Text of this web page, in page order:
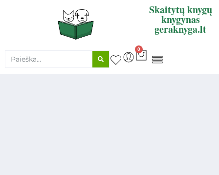
Skaitytų knygų
knygynas
geraknyga.lt
0